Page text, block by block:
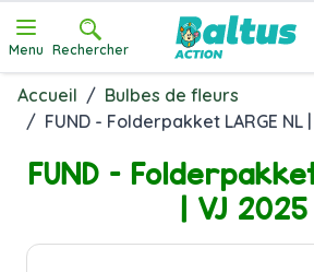
Menu Rechercher
Accueil / Bulbes de fleurs
/ FUND - Folderpakket LARGE NL
FUND -
| VJ 2025